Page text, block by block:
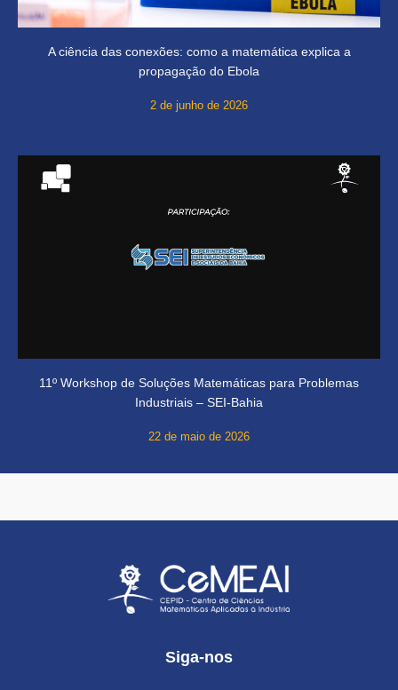
A ciência das conexões: como a matemática explica a
propagação do Ebola
2 de junho de 2026
11º Workshop de Soluções Matemáticas para Problemas
Industriais – SEI-Bahia
22 de maio de 2026
Siga-nos